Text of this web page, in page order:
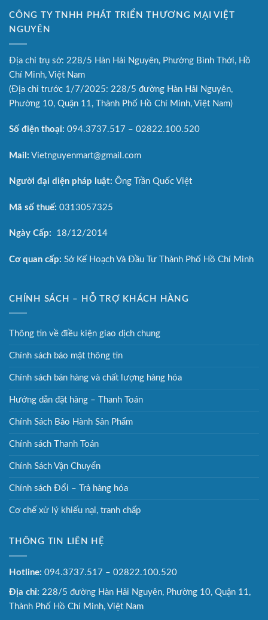
CÔNG TY TNHH PHÁT TRIỂN THƯƠNG MẠI VIỆT
NGUYÊN
Địa chỉ trụ sở: 228/5 Hàn Hải Nguyên, Phường Bình Thới, Hồ
Chí Minh, Việt Nam
(Địa chỉ trước 1/7/2025: 228/5 đường Hàn Hải Nguyên,
Phường 10, Quận 11, Thành Phố Hồ Chí Minh, Việt Nam)
Số điện thoại: 094.3737.517 – 02822.100.520
Mail: Vietnguyenmart@gmail.com
Người đại diện pháp luật: Ông Trần Quốc Việt
Mã số thuế: 0313057325
Ngày Cấp: 18/12/2014
Cơ quan cấp: Sở Kế Hoạch Và Đầu Tư Thành Phố Hồ Chí Minh
CHÍNH SÁCH – HỖ TRỢ KHÁCH HÀNG
Thông tin về điều kiện giao dịch chung
Chính sách bảo mật thông tin
Chính sách bán hàng và chất lượng hàng hóa
Hướng dẫn đặt hàng – Thanh Toán
Chính Sách Bảo Hành Sản Phẩm
Chính sách Thanh Toán
Chính Sách Vận Chuyển
Chính sách Đổi – Trả hàng hóa
Cơ chế xử lý khiếu nại, tranh chấp
THÔNG TIN LIÊN HỆ
Hotline: 094.3737.517 – 02822.100.520
Địa chỉ: 228/5 đường Hàn Hải Nguyên, Phường 10, Quận 11,
Thành Phố Hồ Chí Minh, Việt Nam